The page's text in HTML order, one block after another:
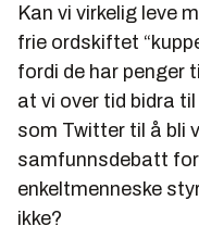
Kan vi virkelig leve
frie ordskiftet
fordi de har penger
at vi over tid bidra
som Twitter til å bli
samfunnsdebatt
enkeltmenneske
ikke?